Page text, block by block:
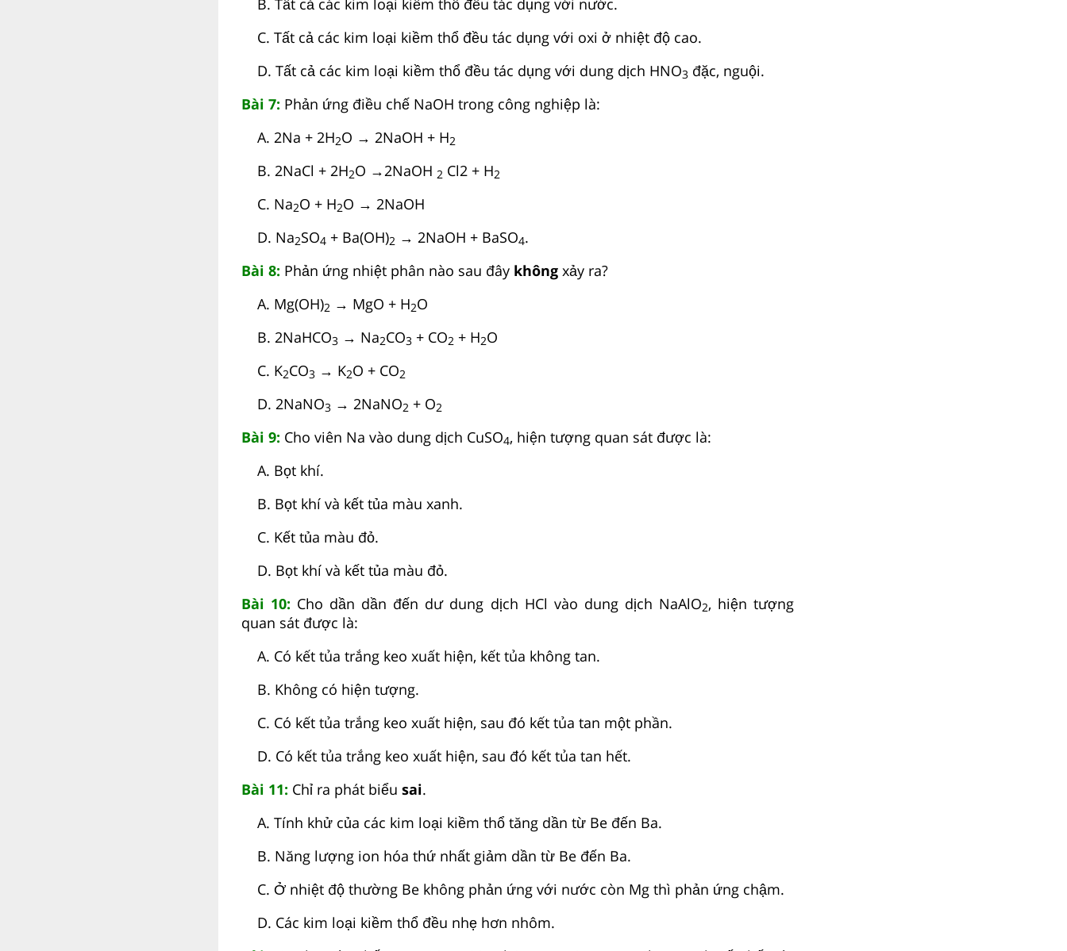
C. Tất cả các kim loại kiềm thổ đều tác dụng với oxi ở nhiệt độ cao.
D. Tất cả các kim loại kiềm thổ đều tác dụng với dung dịch HNO3 đặc, nguội.
Bài 7: Phản ứng điều chế NaOH trong công nghiệp là:
A. 2Na + 2H2O → 2NaOH + H2
B. 2NaCl + 2H2O →2NaOH 2 Cl2 + H2
C. Na2O + H2O → 2NaOH
D. Na2SO4 + Ba(OH)2 → 2NaOH + BaSO4.
Bài 8: Phản ứng nhiệt phân nào sau đây khôngxảy ra?
A. Mg(OH)2 → MgO + H2O
B. 2NaHCO3 → Na2CO3 + CO2 + H2O
C. K2CO3 → K2O + CO2
D. 2NaNO3 → 2NaNO2 + O2
Bài 9: Cho viên Na vào dung dịch CuSO4, hiện tượng quan sát được là:
A. Bọt khí.
B. Bọt khí và kết tủa màu xanh.
C. Kết tủa màu đỏ.
D. Bọt khí và kết tủa màu đỏ.
Bài 10: Cho dần dần đến dư dung dịch HCl vào dung dịch NaAlO2, hiện tượng
quan sát được là:
A. Có kết tủa trắng keo xuất hiện, kết tủa không tan.
B. Không có hiện tượng.
C. Có kết tủa trắng keo xuất hiện, sau đó kết tủa tan một phần.
D. Có kết tủa trắng keo xuất hiện, sau đó kết tủa tan hết.
Bài 11: Chỉ ra phát biểu sai.
A. Tính khử của các kim loại kiềm thổ tăng dần từ Be đến Ba.
B. Năng lượng ion hóa thứ nhất giảm dần từ Be đến Ba.
C. Ở nhiệt độ thường Be không phản ứng với nước còn Mg thì phản ứng chậm.
D. Các kim loại kiềm thổ đều nhẹ hơn nhôm.